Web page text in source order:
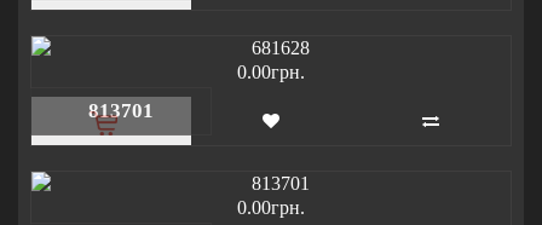
0.00грн.
813701
0.00грн.